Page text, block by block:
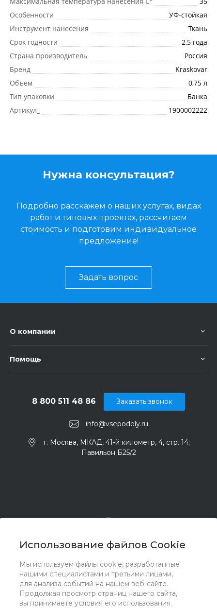
Использование файлов Cookie
Мы используем файлы cookie, разработанные
нашими специалистами и третьими лицами,
для анализа событий на нашем веб-сайте.
Продолжая просмотр страниц нашего сайта,
вы принимаете условия его использования.
Особенности
УФ-стойкая
Инструмент нанесения
Ткань
Срок годности
2,5 года
Страна производитель
Россия
Бренд
Kraskovar
Объем
0,75 л
Тип упаковки
Банка
Артикул_
1900002222
Нужна консультация?
Подробно расскажем о наших услугах, видах
работ и типовых проектах, рассчитаем
стоимость и подготовим индивидуальное
предложение!
Задать вопрос
О компании
Помощь
info@vsepodely.ru
8 800 511 48 86
г. Москва, МКАД, 41-й километр, 4, стр. 14;
Павильон Б25/2
Заказать звонок
© 2017 - 2026 ООО "Комплектстрой 41", Все права
защищены